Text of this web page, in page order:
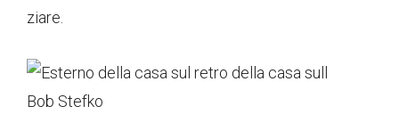
ziare.
Bob Stefko